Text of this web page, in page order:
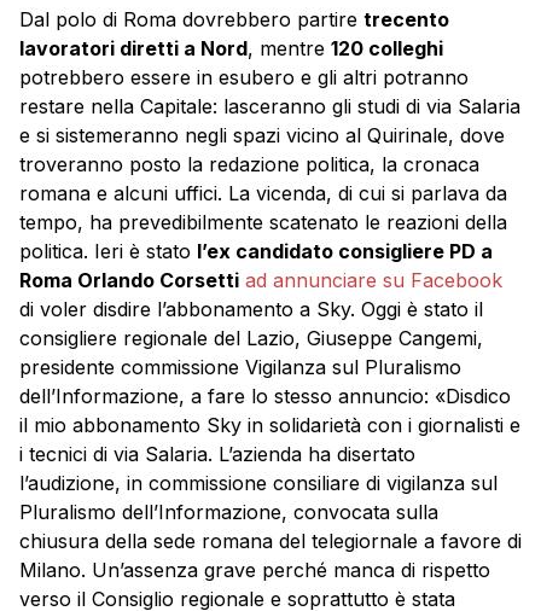
Dal polo di Roma dovrebbero partire trecento
lavoratori diretti a Nord, mentre 120 colleghi
potrebbero essere in esubero e gli altri potranno
restare nella Capitale: lasceranno gli studi di via Salaria
e si sistemeranno negli spazi vicino al Quirinale, dove
troveranno posto la redazione politica, la cronaca
romana e alcuni uffici. La vicenda, di cui si parlava da
tempo, ha prevedibilmente scatenato le reazioni della
politica. Ieri è stato l’ex candidato consigliere PD a
Roma Orlando Corsetti ad annunciare su Facebook
di voler disdire l’abbonamento a Sky. Oggi è stato il
consigliere regionale del Lazio, Giuseppe Cangemi,
presidente commissione Vigilanza sul Pluralismo
dell’Informazione, a fare lo stesso annuncio: «Disdico
il mio abbonamento Sky in solidarietà con i giornalisti e
i tecnici di via Salaria. L’azienda ha disertato
l’audizione, in commissione consiliare di vigilanza sul
Pluralismo dell’Informazione, convocata sulla
chiusura della sede romana del telegiornale a favore di
Milano. Un’assenza grave perché manca di rispetto
verso il Consiglio regionale e soprattutto è stata